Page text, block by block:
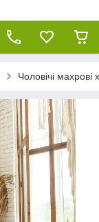
Чоловічі махрові